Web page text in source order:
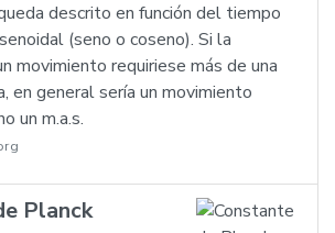
descrito en función del tiempo
(seno o coseno). Si la
movimiento requiriese más de una
en general sería un movimiento
un m.a.s.
Planck